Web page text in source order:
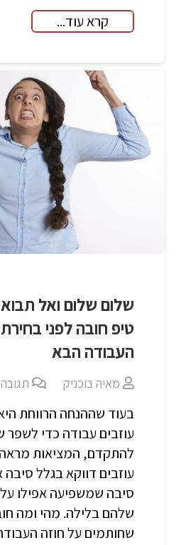
קרא עוד...
שלום שלום ואל
טיפ חובה לפני
העבודה הבא
מאיה בוכניק תגובה1
בעוד שההנחה הרווחת
עוזבים עבודה כדי לשפר
להתקדם, המציאות
עוזבים דווקא בגלל
סיבה שמשפיעה אפילו
שלהם בלילה. מהי ומה
שחותמים על חוזה